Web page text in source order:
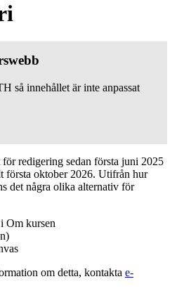
så innehållet är inte anpassat
redigering sedan första juni 2025
första oktober 2026. Utifrån hur
det några olika alternativ för
Om kursen
om detta, kontakta e-